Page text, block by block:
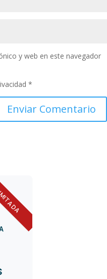
y web en este navegador
*